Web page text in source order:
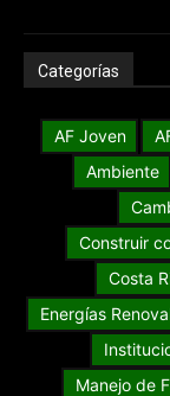
Categorías
AF Joven
Ambiente
Construir
Costa
Energías
Manejo de